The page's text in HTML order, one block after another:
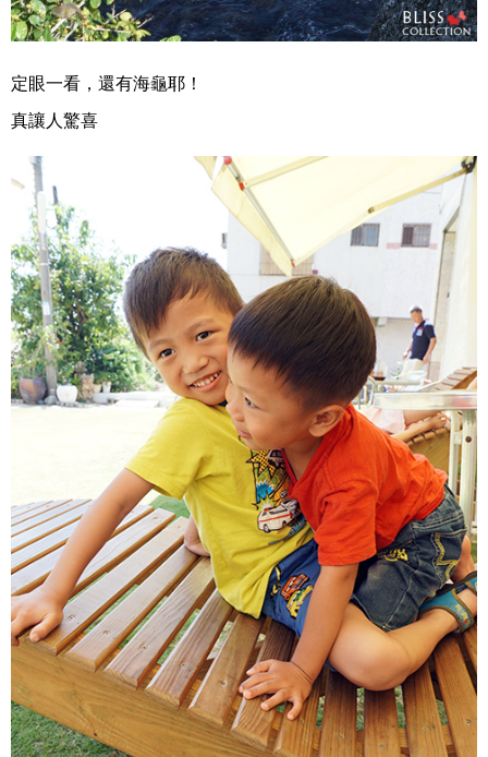
定眼一看，還有海龜耶！
真讓人驚喜